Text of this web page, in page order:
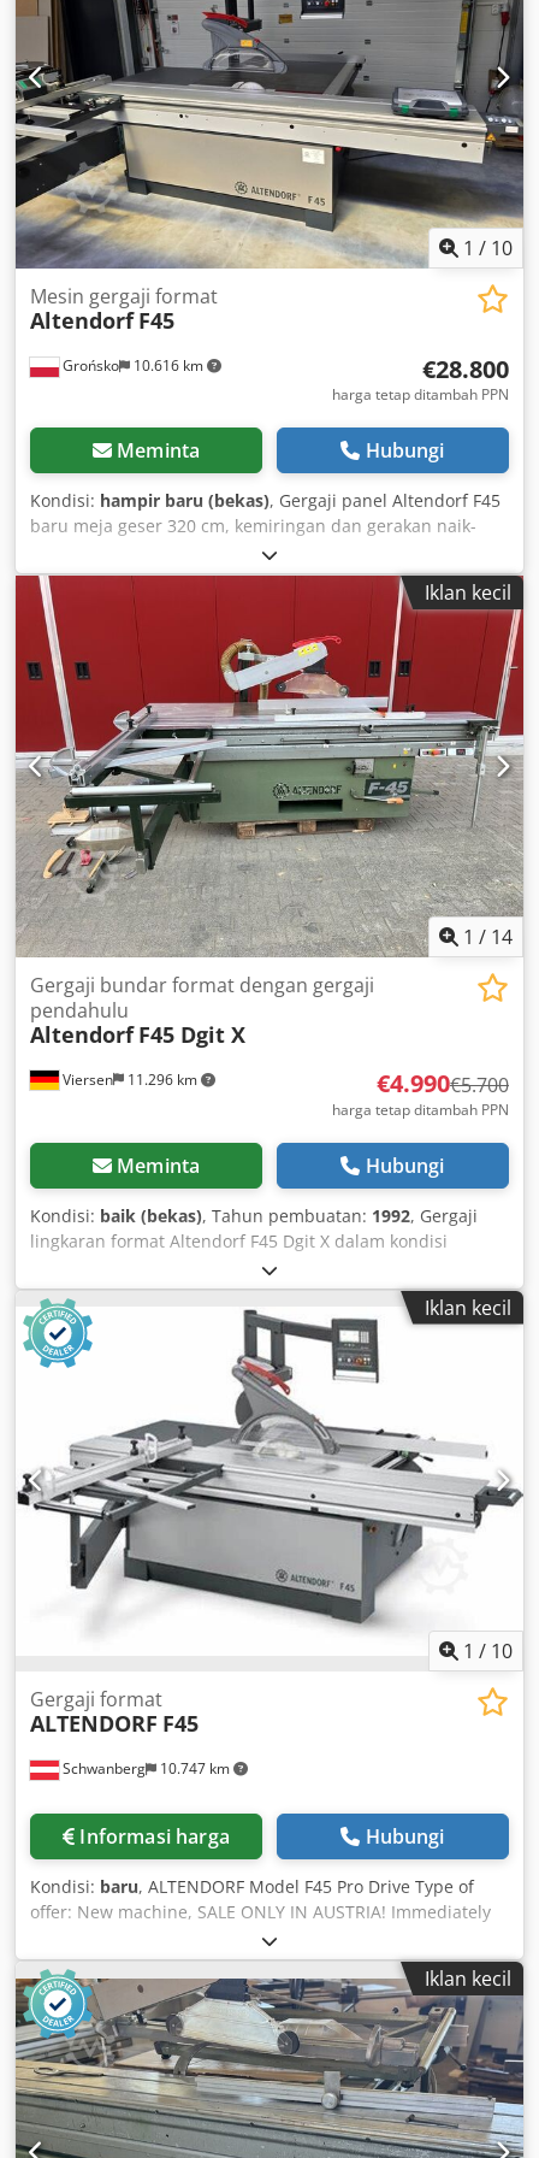
Winkel-Gehrungsanschlag 3200 mm Digit L Lagerort:
Lieferant Codpezccg Dsfx Agmeha
1 / 10
Grońsko 10.616 km
Mesin gergaji format
Altendorf F45
€28.800
harga tetap ditambah PPN
Meminta Hubungi
Kondisi: hampir baru (bekas), Gergaji panel Altendorf F45
baru meja geser 320 cm, kemiringan dan gerakan naik-
turun mata gergaji dapat diatur secara elektrik, penjepit
dari sisi kanan dapat diatur secara elektrik hingga 1340
mm, pemotong skor 2 sumbu yang dapat diatur secara
elektrik motor utama 5,5 KW; 3 kecepatan pemotongan
diameter mata gergaji maksimum 450 mm, sakelar pada
meja geser Penjepit pada meja geser di sisi kiri dapat
diatur dengan sudut Tahun produksi 2025
Chodpszmwalsfx Agmja Mesin tersedia di gudang
Iklan kecil
1 / 14
Viersen 11.296 km
Gergaji bundar format dengan gergaji
pendahulu
Altendorf F45 Dgit X
€4.990€5.700
harga tetap ditambah PPN
Meminta Hubungi
Kondisi: baik (bekas), Tahun pembuatan: 1992, Gergaji
lingkaran format Altendorf F45 Dgit X dalam kondisi
berfungsi penuh. Layar digital untuk penggaris paralel
masih ada. Rel pengukur dan sensor juga tersedia.
Chedpoznipbsfx Agmea Layar digital untuk pengaturan
sudut berfungsi penuh. Daya: 5,5 kW (motor utama) & 0,75
kW (motor pendukung) Panjang rel: 280 cm Diameter mata
gergaji: maks. 350 mm Panjang penggaris paralel: hingga
1.250 mm termasuk penggaris bantu tambahan (dapat
dilipat) Gergaji ini dibuat pada tahun 1992 dan berasal
dari bengkel pelatihan. Pengiriman melalui perusahaan
ekspedisi dimungkinkan setelah berkonsultasi. #8504
Iklan kecil
1 / 10
Schwanberg 10.747 km
Gergaji format
ALTENDORF F45
Informasi harga Hubungi
Kondisi: baru, ALTENDORF Model F45 Pro Drive Type of
offer: New machine, SALE ONLY IN AUSTRIA! Immediately
available new machine at a promotional price with full
manufacturer warranty. Pro Drive control system: - 3.5"
color display with separate keypad - Automatic correction
of dimensions for the rip fence and mitre fence when
tilting the saw unit - Simple axis calibration - Machine
diagnostics, operating hours counter, USB interface -
Recall of the last input dimension (back function) - 99
programmable cutting programs - Grooving: with
automatic step-by-step positioning of the rip fence - 400V /
Iklan kecil